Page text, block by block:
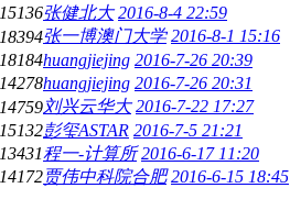
15136张健北大 2016-8-4 22:59
18394张一博澳门大学 2016-8-1 15:16
18184huangjiejing 2016-7-26 20:39
14278huangjiejing 2016-7-26 20:31
14759刘兴云华大 2016-7-22 17:27
15132彭玺ASTAR 2016-7-5 21:21
13431程一-计算所 2016-6-17 11:20
14172贾伟中科院合肥 2016-6-15 18:45